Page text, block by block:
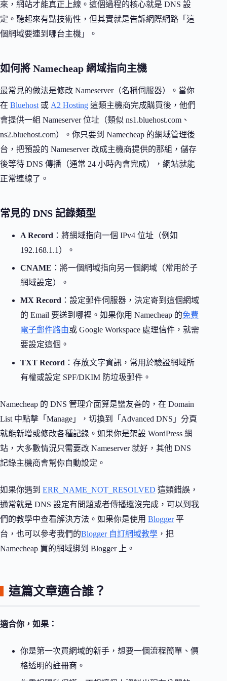
來，網站才能真正上線。這個過程的核心就是 DNS 設
定。聽起來有點技術性，但其實就是告訴網際網路「這
個網域要連到哪台主機」。
如何將 Namecheap 網域指向主機
最常見的做法是修改 Nameserver（名稱伺服器）。當你
在 Bluehost 或 A2 Hosting 這類主機商完成購買後，他們
會提供一組 Nameserver 位址（類似 ns1.bluehost.com、
ns2.bluehost.com）。你只要到 Namecheap 的網域管理後
台，把預設的 Nameserver 改成主機商提供的那組，儲存
後等待 DNS 傳播（通常 24 小時內會完成），網站就能
正常連線了。
常見的 DNS 記錄類型
A Record ：將網域指向一個 IPv4 位址（例如
192.168.1.1）。
CNAME ：將一個網域指向另一個網域（常用於子
網域設定）。
MX Record ：設定郵件伺服器，決定寄到這個網域
的 Email 要送到哪裡。如果你用 Namecheap 的免費
電子郵件路由或 Google Workspace 處理信件，就需
要設定這個。
TXT Record ：存放文字資訊，常用於驗證網域所
有權或設定 SPF/DKIM 防垃圾郵件。
Namecheap 的 DNS 管理介面算是蠻友善的，在 Domain
List 中點擊「Manage」，切換到「Advanced DNS」分頁
就能新增或修改各種記錄。如果你是架設 WordPress 網
站，大多數情況只需要改 Nameserver 就好，其他 DNS
記錄主機商會幫你自動設定。
如果你遇到 ERR_NAME_NOT_RESOLVED 這類錯誤，
通常就是 DNS 設定有問題或者傳播還沒完成，可以到我
們的教學中查看解決方法。如果你是使用 Blogger平
台，也可以參考我們的Blogger 自訂網域教學 ，把
Namecheap 買的網域綁到 Blogger 上。
這篇文章適合誰？
適合你，如果：
你是第一次買網域的新手，想要一個流程簡單、價
格透明的註冊商。